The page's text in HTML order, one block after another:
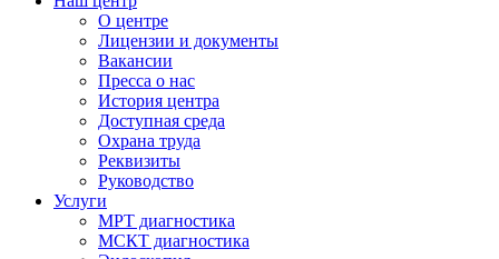
О центре
Лицензии и документы
Вакансии
Пресса о нас
История центра
Доступная среда
Охрана труда
Реквизиты
Руководство
Услуги
МРТ диагностика
МСКТ диагностика